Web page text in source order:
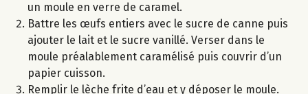
un moule en verre de caramel.
Battre les œufs entiers avec le sucre de canne puis
ajouter le lait et le sucre vanillé. Verser dans le
moule préalablement caramélisé puis couvrir d’un
papier cuisson.
Remplir le lèche frite d’eau et y déposer le moule.